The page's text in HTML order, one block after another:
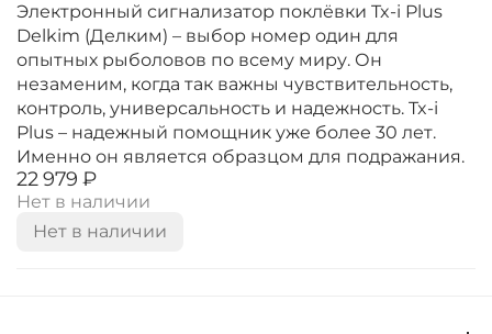
Электронный сигнализатор поклёвки Tx-i Plus
Delkim (Делким) – выбор номер один для
опытных рыболовов по всему миру. Он
незаменим, когда так важны чувствительность,
контроль, универсальность и надежность. Tx-i
Plus – надежный помощник уже более 30 лет.
Именно он является образцом для подражания.
‍22 979‍ ₽
Нет в наличии
Нет в наличии